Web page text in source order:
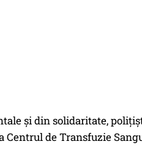
şi din solidaritate,
Centrul de Transfuzie